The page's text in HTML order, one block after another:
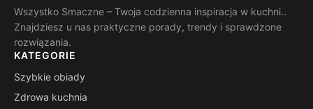
Wszystko Smaczne – Twoja codzienna inspiracja w kuchni..
Znajdziesz u nas praktyczne porady, trendy i sprawdzone
rozwiązania.
KATEGORIE
Szybkie obiady
Zdrowa kuchnia